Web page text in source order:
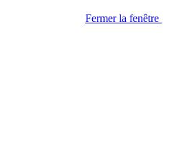
Fermer la fenêtre